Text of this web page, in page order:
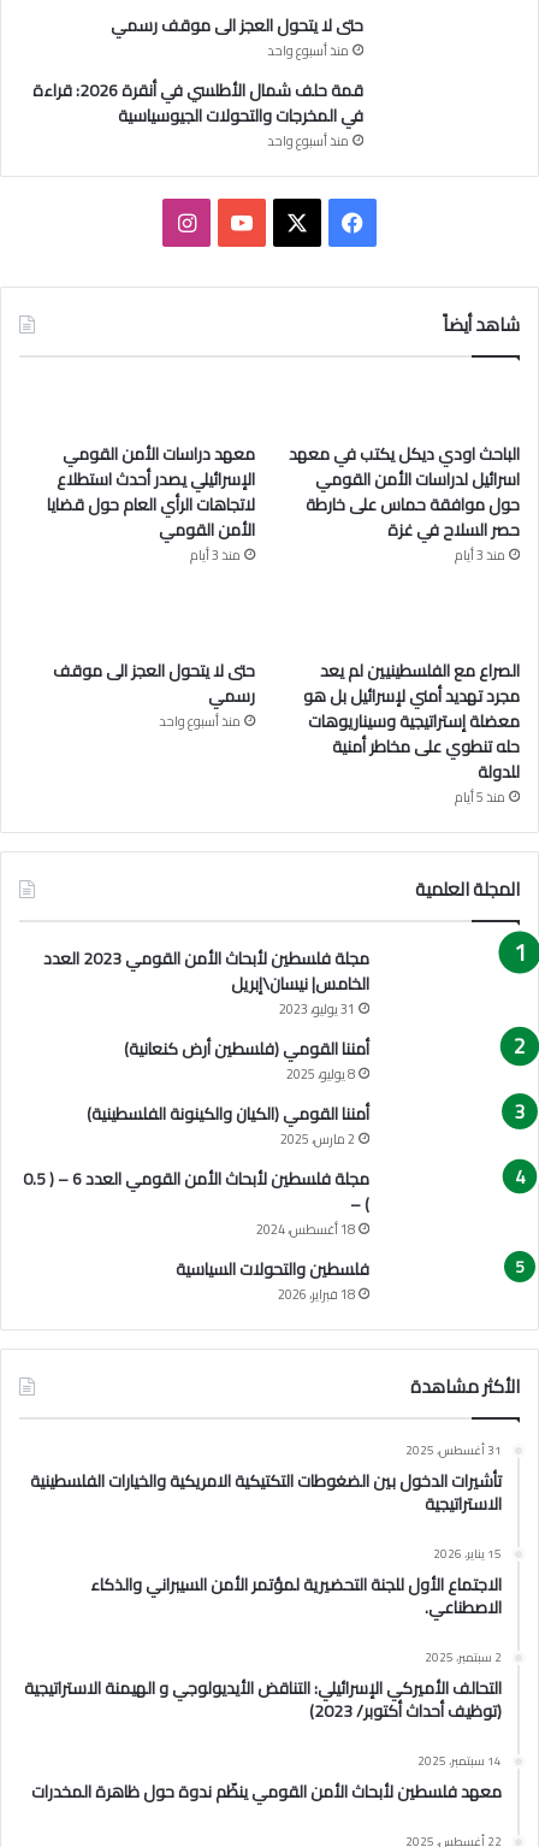
حتى لا يتحول العجز الى موقف رسمي
منذ أسبوع واحد
قمة حلف شمال الأطلسي في أنقرة 2026: قراءة
في المخرجات والتحولات الجيوسياسية
منذ أسبوع واحد
ب
ك
u
u
b
e
ت
ر
ا
شاهد أيضاً
الباحث اودي ديكل يكتب في معهد
اسرائيل لدراسات الأمن القومي
حول موافقة حماس على خارطة
حصر السلاح في غزة
منذ 3 أيام
معهد دراسات الأمن القومي
الإسرائيلي يصدر أحدث استطلاع
لاتجاهات الرأي العام حول قضايا
الأمن القومي
منذ 3 أيام
الصراع مع الفلسطينيين لم يعد
مجرد تهديد أمني لإسرائيل بل هو
معضلة إستراتيجية وسيناريوهات
حله تنطوي على مخاطر أمنية
للدولة
منذ 5 أيام
حتى لا يتحول العجز الى موقف
رسمي
منذ أسبوع واحد
المجلة العلمية
مجلة فلسطين لأبحاث الأمن القومي 2023 العدد
الخامس| نيسان\إبريل
31 يوليو، 2023
أمننا القومي (فلسطين أرض كنعانية)
8 يوليو، 2025
أمننا القومي (الكيان والكينونة الفلسطينية)
2 مارس، 2025
مجلة فلسطين لأبحاث الأمن القومي العدد 6 – ( 0.5
) –
18 أغسطس، 2024
فلسطين والتحولات السياسية
18 فبراير، 2026
الأكثر مشاهدة
31 أغسطس، 2025
تأشيرات الدخول بين الضغوطات التكتيكية الامريكية والخيارات الفلسطينية
الاستراتيجية
15 يناير، 2026
الاجتماع الأول للجنة التحضيرية لمؤتمر الأمن السيبراني والذكاء
الاصطناعي.
2 سبتمبر، 2025
التحالف الأميركي الإسرائيلي: التناقض الأيديولوجي و الهيمنة الاستراتيجية
(توظيف أحداث أكتوبر/ 2023)
14 سبتمبر، 2025
معهد فلسطين لأبحاث الأمن القومي ينظّم ندوة حول ظاهرة المخدرات
22 أغسطس، 2025